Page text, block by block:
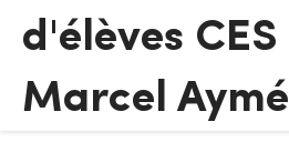
d'élèves CES
Marcel Aymé